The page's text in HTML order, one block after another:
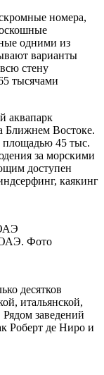
номера,
одними из
варианты
стену
тысячами
аквапарк
Ближнем Востоке.
площадью 45 тыс.
за морскими
доступен
каякинг
ОАЭ. Фото
десятков
итальянской,
заведений
Роберт де Ниро и